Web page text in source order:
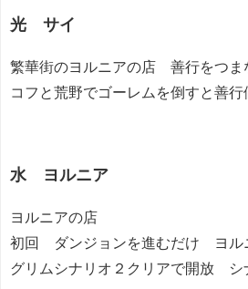
光 サイ
繁華街のヨルニアの店 善行をつ
コフと荒野でゴーレムを倒すと善行
水 ヨルニア
ヨルニアの店
初回 ダンジョンを進むだけ ヨル
グリムシナリオ２クリアで開放 シ